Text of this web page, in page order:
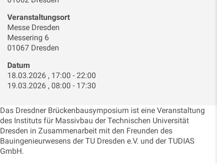
Veranstaltungsort
Messe Dresden
Messering 6
01067 Dresden
Datum
18.03.2026 , 17:00 - 22:00
19.03.2026 , 08:00 - 17:30
Das Dresdner Brückenbausymposium ist eine Veranstaltung
des Instituts für Massivbau der Technischen Universität
Dresden in Zusammenarbeit mit den Freunden des
Bauingenieurwesens der TU Dresden e.V. und der TUDIAS
GmbH.